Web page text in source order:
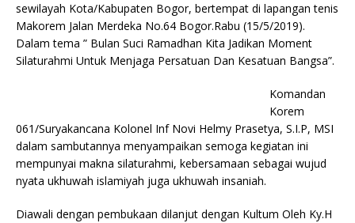
sewilayah Kota/Kabupaten Bogor, bertempat di lapangan tenis
Makorem Jalan Merdeka No.64 Bogor.Rabu (15/5/2019).
Dalam tema ” Bulan Suci Ramadhan Kita Jadikan Moment
Silaturahmi Untuk Menjaga Persatuan Dan Kesatuan Bangsa”.
Komandan
Korem
061/Suryakancana Kolonel Inf Novi Helmy Prasetya, S.I.P, MSI
dalam sambutannya menyampaikan semoga kegiatan ini
mempunyai makna silaturahmi, kebersamaan sebagai wujud
nyata ukhuwah islamiyah juga ukhuwah insaniah.
Diawali dengan pembukaan dilanjut dengan Kultum Oleh Ky.H